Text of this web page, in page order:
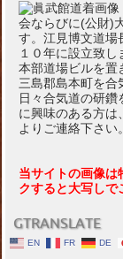
会ならびに(公財)
す。江見博文道場
１０年に設立致
本部道場ビルを置
三島郡島本町を合
日々合気道の研鑽
に興味のある方は
よりご連絡下さい。
当サイトの画像は
クすると大写しで
GTRANSLATE
EN FR DE